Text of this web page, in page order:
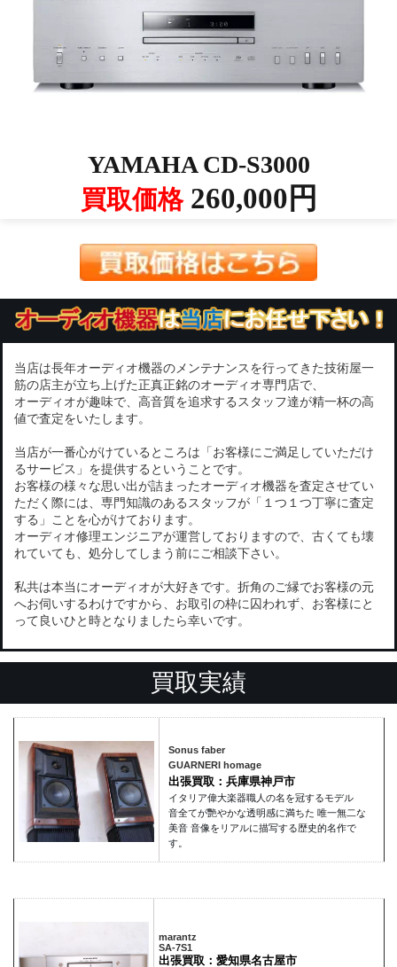
YAMAHA CD-S3000
買取価格260,000円
当店は長年オーディオ機器のメンテナンスを行ってきた技術屋一
筋の店主が立ち上げた正真正銘のオーディオ専門店で、
オーディオが趣味で、高音質を追求するスタッフ達が精一杯の高
値で査定をいたします。
当店が一番心がけているところは「お客様にご満足していただけ
るサービス」を提供するということです。
お客様の様々な思い出が詰まったオーディオ機器を査定させてい
ただく際には、専門知識のあるスタッフが「１つ１つ丁寧に査定
する」ことを心がけております。
オーディオ修理エンジニアが運営しておりますので、古くても壊
れていても、処分してしまう前にご相談下さい。
私共は本当にオーディオが大好きです。折角のご縁でお客様の元
へお伺いするわけですから、お取引の枠に囚われず、お客様にと
って良いひと時となりましたら幸いです。
買取実績
Sonus faber
GUARNERI homage
出張買取：兵庫県神戸市
イタリア偉大楽器職人の名を冠するモデル
音全てが艷やかな透明感に満ちた 唯一無二な
美音 音像をリアルに描写する歴史的名作で
す。
marantz
SA-7S1
出張買取：愛知県名古屋市